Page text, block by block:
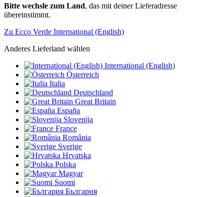
Bitte wechsle zum Land, das mit deiner Lieferadresse
übereinstimmt.
Zu Ecco Verde International (English)
Anderes Lieferland wählen
International (English)
Österreich
Italia
Deutschland
Great Britain
España
Slovenija
France
România
Sverige
Hrvatska
Polska
Magyar
Suomi
България